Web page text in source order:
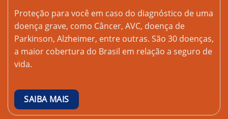
Proteção para você em caso do diagnóstico de uma
doença grave, como Câncer, AVC, doença de
Parkinson, Alzheimer, entre outras. São 30 doenças,
a maior cobertura do Brasil em relação a seguro de
vida.
SAIBA MAIS